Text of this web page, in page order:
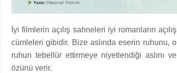
İyi filmlerin açılış sahneleri iyi romanların açılış
cümleleri gibidir. Bize aslında eserin ruhunu, o
ruhun tebellür ettirmeye niyetlendiği aslını ve
özünü verir.